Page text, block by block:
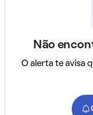
Não
O alerta te avisa